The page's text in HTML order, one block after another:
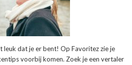
leuk dat je er bent! Op Favoritez zie je
voorbij komen. Zoek je een vertaler